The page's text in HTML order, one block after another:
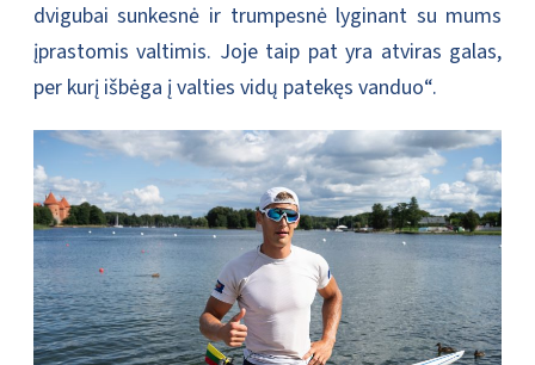
dvigubai sunkesnė ir trumpesnė lyginant su mums
įprastomis valtimis. Joje taip pat yra atviras galas,
per kurį išbėga į valties vidų patekęs vanduo“.